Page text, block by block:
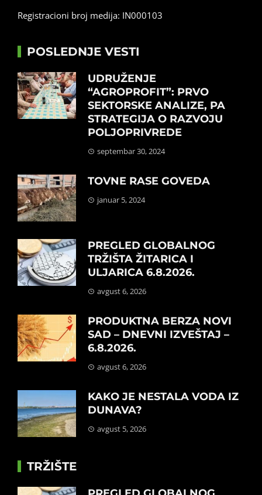
Registracioni broj medija: IN000103
POSLEDNJE VESTI
UDRUŽENJE
“AGROPROFIT”: PRVO
SEKTORSKE ANALIZE, PA
STRATEGIJA O RAZVOJU
POLJOPRIVREDE
septembar 30, 2024
TOVNE RASE GOVEDA
januar 5, 2024
PREGLED GLOBALNOG
TRŽIŠTA ŽITARICA I
ULJARICA 6.8.2026.
avgust 6, 2026
PRODUKTNA BERZA NOVI
SAD – DNEVNI IZVEŠTAJ –
6.8.2026.
avgust 6, 2026
KAKO JE NESTALA VODA IZ
DUNAVA?
avgust 5, 2026
TRŽIŠTE